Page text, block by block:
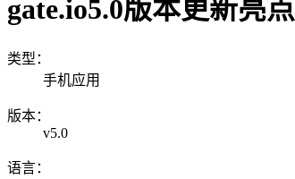
gate.io5.0版本更新亮点
类型：
手机应用
版本：
v5.0
语言：